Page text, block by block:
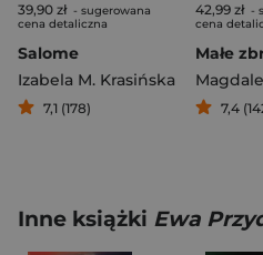
39,90 zł - sugerowana
cena detaliczna
Salome
Izabela M. Krasińska
7,1 (178)
42,99 zł -
cena
Małe
7,4
Inne książki Ewa